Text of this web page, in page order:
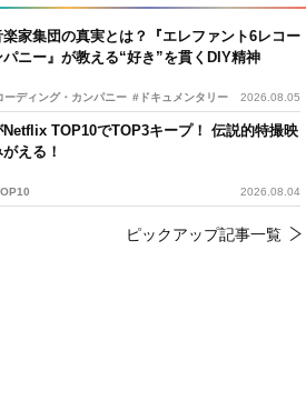
家集団の真実とは？『エレファント6レコー
ニー』が教える“好き”を貫くDIY精神
ーディング・カンパニー #ドキュメンタリー 2026.08.05
Netflix TOP10でTOP3キープ！ 伝説的特撮映
える！
2026.08.04
ピックアップ記事一覧